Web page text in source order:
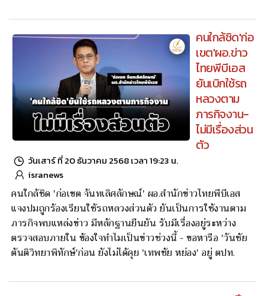
isranews
"...เท่ากับว่า นายพิชัย ละแมนชัย อดีตอธิการบดีมหาวิทยาลัย
ราชภัฏชัยภูมิ ถูกศาลพิพากษาลงโทษจำคุก 2 คดี คดีแรก โดย
โทษจำคุก 2 ปี รับสารภาพลดเหลือ 1 ปี , คดีสอง จำคุก 500 ปี
รับสารภาพลดเหลือ 250 ปี แต่เมื่อรวมทุกกระทง แล้วจำคุก 50
ปี ได้รอลงอาญาโทษจำคุก ทั้ง 2 คดี ..."
คนใกล้ชิด'ก่อ
ยันเบิกใช้รถ
หลวงตาม
ภารกิจงาน-
ไม่มีเรื่องส่วน
ตัว
isranews